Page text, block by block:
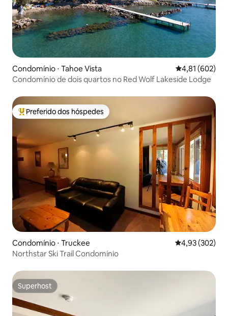
Condomínio ⋅ Tahoe Vista 4,81 de uma
4,81 (602)
Condomínio de dois quartos no Red Wolf Lakeside Lodge
Entre os melhores preferidos dos hóspedes
Preferido dos hóspedes
Condomínio ⋅ Truckee 4,93 de uma
4,93 (302)
Northstar Ski Trail Condomínio
Superhost
Superhost